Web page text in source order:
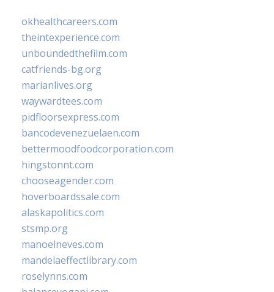
okhealthcareers.com
theintexperience.com
unboundedthefilm.com
catfriends-bg.org
marianlives.org
waywardtees.com
pidfloorsexpress.com
bancodevenezuelaen.com
bettermoodfoodcorporation.com
hingstonnt.com
chooseagender.com
hoverboardssale.com
alaskapolitics.com
stsmp.org
manoelneves.com
mandelaeffectlibrary.com
roselynns.com